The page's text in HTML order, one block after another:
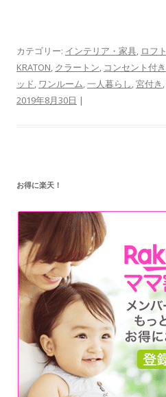
カテゴリー: インテリア・家具, ロフト
KRATON, クラートン, コンセント付き
ッド, ワンルーム,一人暮らし,宮付き ,
2019年8月30日 |
お得に楽天！